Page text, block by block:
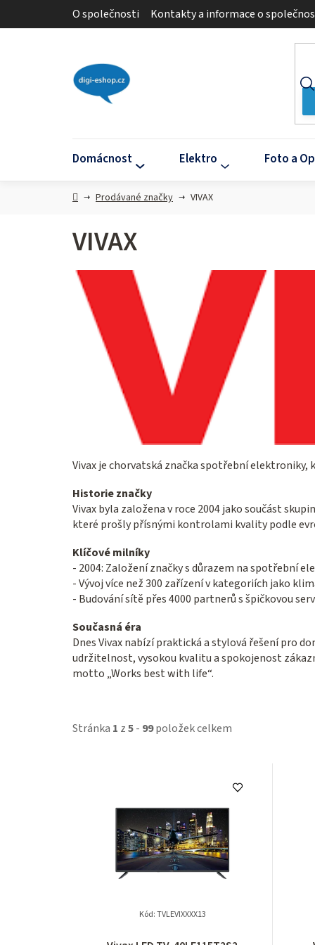
O společnosti Kontakty a informace o
Domácnost Elektro Foto a
DomůProdávané značky VIVAX
VIVAX
Vivax je chorvatská značka spotřební
Historie značky
Vivax byla založena v roce 2004 jako součást
které prošly přísnými kontrolami kvality podle
Klíčové milníky
- 2004: Založení značky s důrazem na spotřební
- Vývoj více než 300 zařízení v kategoriích jako
- Budování sítě přes 4000 partnerů s špičkovou
Současná éra
Dnes Vivax nabízí praktická a stylová řešení pro
udržitelnost, vysokou kvalitu a spokojenost
motto „Works best with life“.
Stránka 1 z5- 99položek celkem
Kód:TVLEVIXXXX13